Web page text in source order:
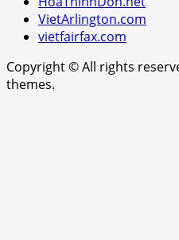
VietArlington.com
vietfairfax.com
Copyright © All rights
themes.